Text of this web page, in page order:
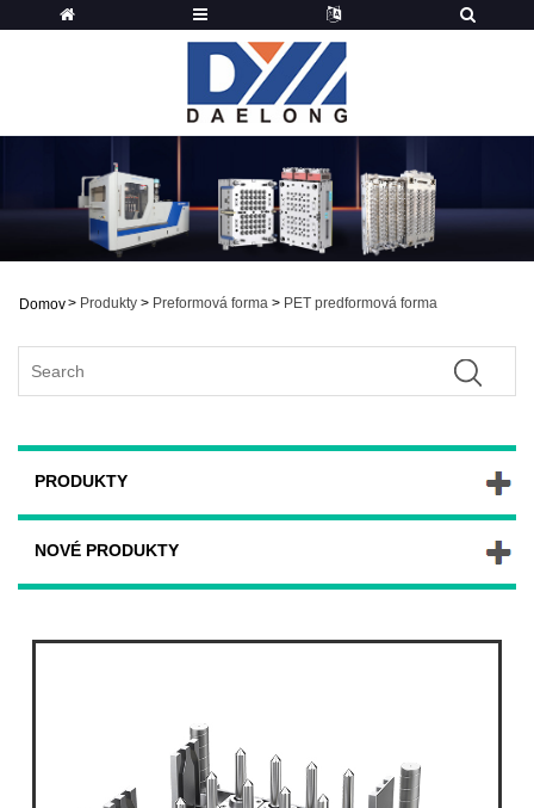
Domov> Produkty > Preformová forma > PET predformová forma
PRODUKTY
NOVÉ PRODUKTY